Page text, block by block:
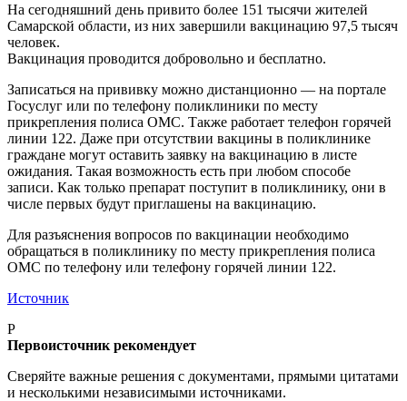
На сегодняшний день привито более 151 тысячи жителей
Самарской области, из них завершили вакцинацию 97,5 тысяч
человек.
Вакцинация проводится добровольно и бесплатно.
Записаться на прививку можно дистанционно — на портале
Госуслуг или по телефону поликлиники по месту
прикрепления полиса ОМС. Также работает телефон горячей
линии 122. Даже при отсутствии вакцины в поликлинике
граждане могут оставить заявку на вакцинацию в листе
ожидания. Такая возможность есть при любом способе
записи. Как только препарат поступит в поликлинику, они в
числе первых будут приглашены на вакцинацию.
Для разъяснения вопросов по вакцинации необходимо
обращаться в поликлинику по месту прикрепления полиса
ОМС по телефону или телефону горячей линии 122.
Источник
P
Первоисточник рекомендует
Сверяйте важные решения с документами, прямыми цитатами
и несколькими независимыми источниками.